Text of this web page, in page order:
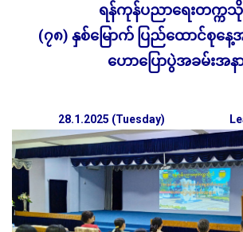
ရန်ကုန်ပညာရေးတက္က
(၇၈) နှစ်မြောက် ပြည်ထောင်စု
ဟောပြောပွဲအခမ်းအန
28.1.2025 (Tuesday)